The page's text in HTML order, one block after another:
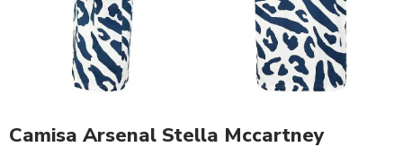
Camisa Arsenal Stella Mccartney